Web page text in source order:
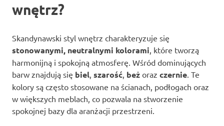
wnętrz?
Skandynawski styl wnętrz charakteryzuje się
stonowanymi, neutralnymi kolorami, które tworzą
harmonijną i spokojną atmosferę. Wśród dominujących
barw znajdują się biel, szarość, beż oraz czernie. Te
kolory są często stosowane na ścianach, podłogach oraz
w większych meblach, co pozwala na stworzenie
spokojnej bazy dla aranżacji przestrzeni.